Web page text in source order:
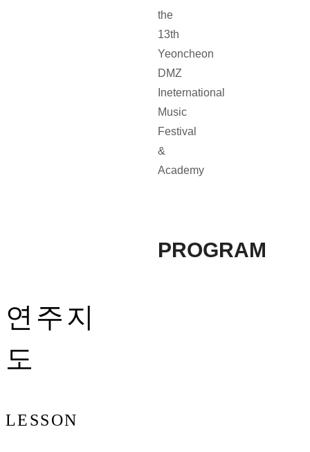
the
13th
Yeoncheon
DMZ
Ineternational
Music
Festival
&
Academy
PROGRAM
연주지
도
LESSON